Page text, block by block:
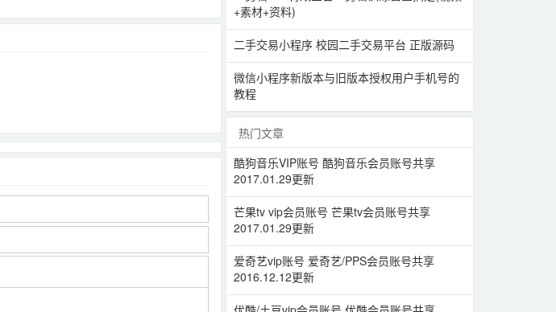
+素材+资料)
二手交易小程序 校园二手交易平台 正版源码
微信小程序新版本与旧版本授权用户手机号的
教程
热门文章
酷狗音乐VIP账号 酷狗音乐会员账号共享
2017.01.29更新
芒果tv vip会员账号 芒果tv会员账号共享
2017.01.29更新
爱奇艺vip账号 爱奇艺/PPS会员账号共享
2016.12.12更新